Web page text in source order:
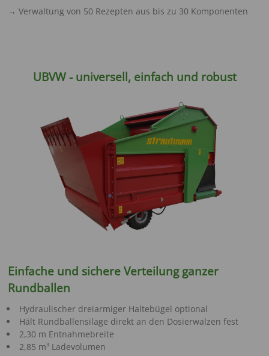
→ Verwaltung von 50 Rezepten aus bis zu 30 Komponenten
UBVW - universell, einfach und robust
Einfache und sichere Verteilung ganzer
Rundballen
Hydraulischer dreiarmiger Haltebügel optional
Hält Rundballensilage direkt an den Dosierwalzen fest
2,30 m Entnahmebreite
2,85 m³ Ladevolumen